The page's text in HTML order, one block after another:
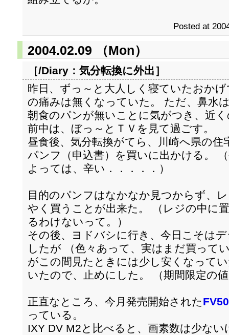
Posted at
2004.02.09 （Mon）
［/Diary： 気分転換に外出 ］
昨日、ずっ～と大人しく寝ていたおか
の痛みは無くなっていた。 ただ、鼻水
朝食のパンが無いことに気がつき、近
前中は、ぼっ～とＴＶを見て過ごす。
昼食後、気分転換がてら、川崎へ県の住
パンフ（申込書）を買いに出かける。
よっては、辛い．．．．．）
目的のパンフはなかなか見つからず、
やく買うことが出来た。 （レジの中に
るわけないって。）
その後、ヨドバシに行き、今日こそは
したが （色々あって、実はまだ買って
がこの間見たときには少し安くなって
いたので、止めにした。 （期間限定の
正直なところ、今月発売開始された
っている。
IXY DV M2と比べると、画素数は少な